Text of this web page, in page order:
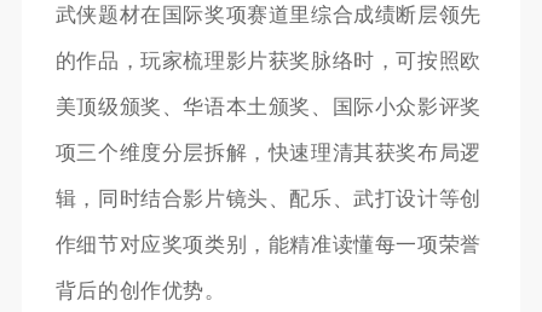
武侠题材在国际奖项赛道里综合成绩断层领先
的作品，玩家梳理影片获奖脉络时，可按照欧
美顶级颁奖、华语本土颁奖、国际小众影评奖
项三个维度分层拆解，快速理清其获奖布局逻
辑，同时结合影片镜头、配乐、武打设计等创
作细节对应奖项类别，能精准读懂每一项荣誉
背后的创作优势。